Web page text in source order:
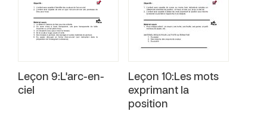
Leçon 9:L'arc-en-
ciel
Leçon 10:Les mots
exprimant la
position